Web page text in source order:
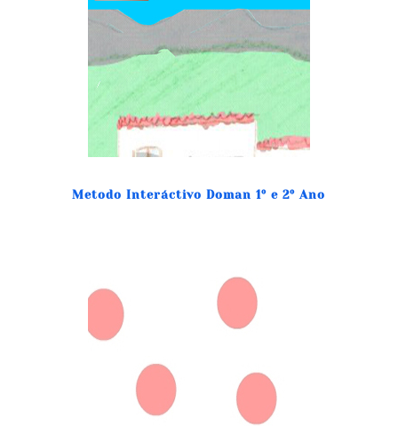
Metodo Interáctivo Doman 1º e 2º Ano